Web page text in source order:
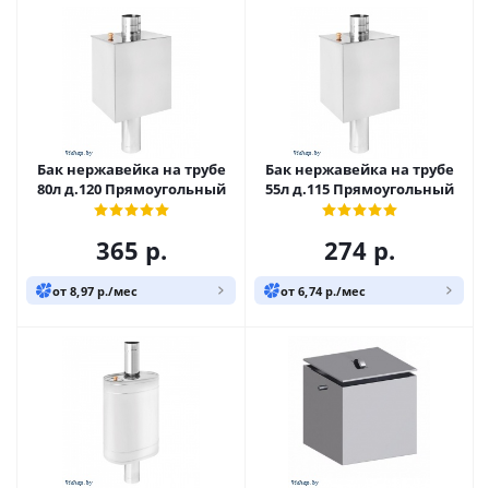
Бак нержавейка на трубе
80л д.120 Прямоугольный
365 р.
от 8,97 р./мес
Бак нержавейка на трубе
55л д.115 Прямоугольный
274р.
от 6,74 р./мес